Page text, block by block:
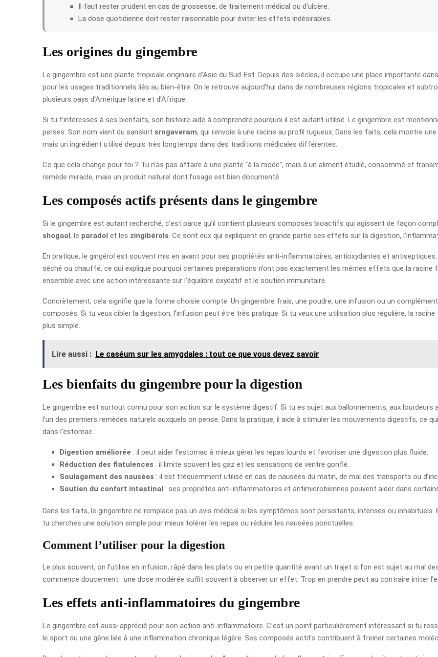
Il faut rester prudent en cas de grossesse, de traitement médical ou d’ulcère.
La dose quotidienne doit rester raisonnable pour éviter les effets indésirables.
Les origines du gingembre
Le gingembre est une plante tropicale originaire d’Asie du Sud-Est. Depuis des siècles, il occupe une place importante
pour les usages traditionnels liés au bien-être. On le retrouve aujourd’hui dans de nombreuses régions tropicales et
plusieurs pays d’Amérique latine et d’Afrique.
Si tu t’intéresses à ses bienfaits, son histoire aide à comprendre pourquoi il est autant utilisé. Le gingembre est
perses. Son nom vient du sanskrit srngaveram, qui renvoie à une racine au profil rugueux. Dans les faits, cela montre
mais un ingrédient utilisé depuis très longtemps dans des traditions médicales différentes.
Ce que cela change pour toi ? Tu n’as pas affaire à une plante “à la mode”, mais à un aliment étudié, consommé et
remède miracle, mais un produit naturel dont l’usage est bien documenté.
Les composés actifs présents dans le gingembre
Si le gingembre est autant recherché, c’est parce qu’il contient plusieurs composés bioactifs qui agissent de façon
shogaol, le paradol et les zingibérols . Ce sont eux qui expliquent en grande partie ses effets sur la digestion,
En pratique, le gingérol est souvent mis en avant pour ses propriétés anti-inflammatoires, antioxydantes et
séché ou chauffé, ce qui explique pourquoi certaines préparations n’ont pas exactement les mêmes effets que la
ensemble avec une action intéressante sur l’équilibre oxydatif et le soutien immunitaire.
Concrètement, cela signifie que la forme choisie compte. Un gingembre frais, une poudre, une infusion ou un
composés. Si tu veux cibler la digestion, l’infusion peut être très pratique. Si tu veux une utilisation plus régulière, la
plus simple.
Lire aussi : Le caséum sur les amygdales : tout ce que vous devez savoir
Les bienfaits du gingembre pour la digestion
Le gingembre est surtout connu pour son action sur le système digestif. Si tu es sujet aux ballonnements, aux lourdeurs
l’un des premiers remèdes naturels auxquels on pense. Dans la pratique, il aide à stimuler les mouvements digestifs,
dans l’estomac.
Digestion améliorée : il peut aider l’estomac à mieux gérer les repas lourds et favoriser une digestion plus fluide.
Réduction des flatulences : il limite souvent les gaz et les sensations de ventre gonflé.
Soulagement des nausées : il est fréquemment utilisé en cas de nausées du matin, de mal des transports ou
Soutien du confort intestinal : ses propriétés anti-inflammatoires et antimicrobiennes peuvent aider dans
Dans les faits, le gingembre ne remplace pas un avis médical si les symptômes sont persistants, intenses ou
tu cherches une solution simple pour mieux tolérer les repas ou réduire les nausées ponctuelles.
Comment l’utiliser pour la digestion
Le plus souvent, on l’utilise en infusion, râpé dans les plats ou en petite quantité avant un trajet si l’on est sujet au mal
commence doucement : une dose modérée suffit souvent à observer un effet. Trop en prendre peut au contraire irriter
Les effets anti-inflammatoires du gingembre
Le gingembre est aussi apprécié pour son action anti-inflammatoire. C’est un point particulièrement intéressant si tu
le sport ou une gêne liée à une inflammation chronique légère. Ses composés actifs contribuent à freiner certaines